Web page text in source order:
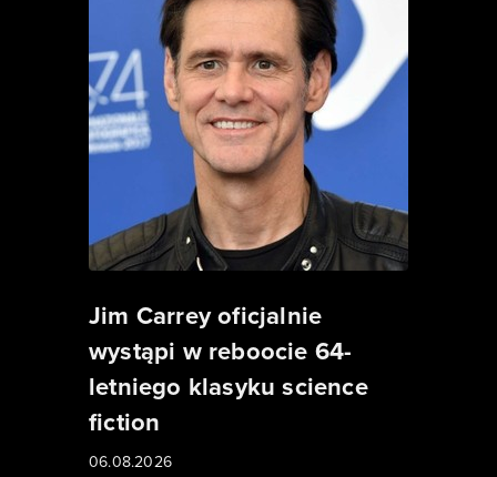
Jim Carrey oficjalnie
wystąpi w reboocie 64-
letniego klasyku science
fiction
06.08.2026